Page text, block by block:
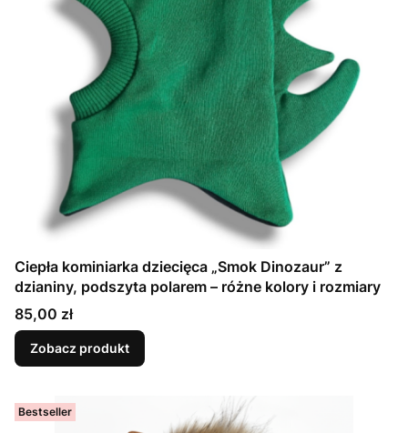
Ciepła kominiarka dziecięca „Smok Dinozaur” z
dzianiny, podszyta polarem – różne kolory i rozmiary
Cena
85,00 zł
Zobacz produkt
Bestseller